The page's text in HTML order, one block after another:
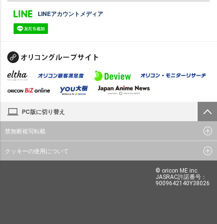
LINEアカウントメディア
PC版に切り替え
禁無断複写転載
クッキーの使用について
© oricon ME inc.
JASRAC許諾番号：
9009642140Y38026